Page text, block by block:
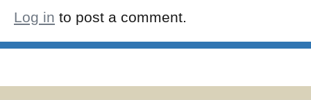
Log in to post a comment.